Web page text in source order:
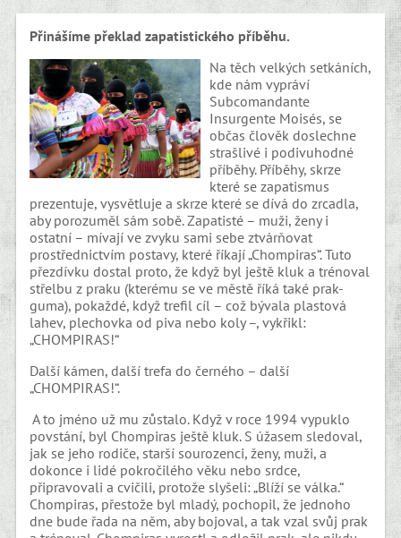
Přinášíme překlad zapatistického příběhu.
Na těch velkých setkáních,
kde nám vypráví
Subcomandante
Insurgente Moisés, se
občas člověk doslechne
strašlivé i podivuhodné
příběhy. Příběhy, skrze
které se zapatismus
prezentuje, vysvětluje a skrze které se dívá do zrcadla,
aby porozuměl sám sobě. Zapatisté – muži, ženy i
ostatní – mívají ve zvyku sami sebe ztvárňovat
prostřednictvím postavy, které říkají „Chompiras“. Tuto
přezdívku dostal proto, že když byl ještě kluk a trénoval
střelbu z praku (kterému se ve městě říká také prak-
guma), pokaždé, když trefil cíl – což bývala plastová
lahev, plechovka od piva nebo koly –, vykřikl:
„CHOMPIRAS!“
Další kámen, další trefa do černého – další
„CHOMPIRAS!“.
A to jméno už mu zůstalo. Když v roce 1994 vypuklo
povstání, byl Chompiras ještě kluk. S úžasem sledoval,
jak se jeho rodiče, starší sourozenci, ženy, muži, a
dokonce i lidé pokročilého věku nebo srdce,
připravovali a cvičili, protože slyšeli: „Blíží se válka.“
Chompiras, přestože byl mladý, pochopil, že jednoho
dne bude řada na něm, aby bojoval, a tak vzal svůj prak